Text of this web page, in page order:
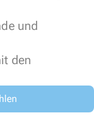
und
den